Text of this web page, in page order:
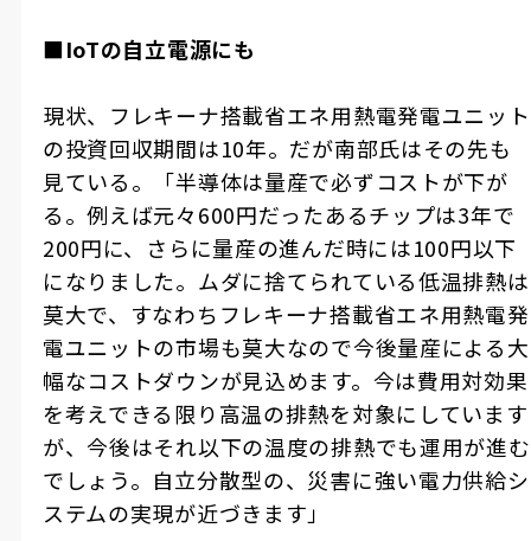
■IoTの自立電源にも
現状、フレキーナ搭載省エネ用熱電発電ユニット
の投資回収期間は10年。だが南部氏はその先も
見ている。「半導体は量産で必ずコストが下が
る。例えば元々600円だったあるチップは3年で
200円に、さらに量産の進んだ時には100円以下
になりました。ムダに捨てられている低温排熱は
莫大で、すなわちフレキーナ搭載省エネ用熱電発
電ユニットの市場も莫大なので今後量産による大
幅なコストダウンが見込めます。今は費用対効果
を考えできる限り高温の排熱を対象にしています
が、今後はそれ以下の温度の排熱でも運用が進む
でしょう。自立分散型の、災害に強い電力供給シ
ステムの実現が近づきます」